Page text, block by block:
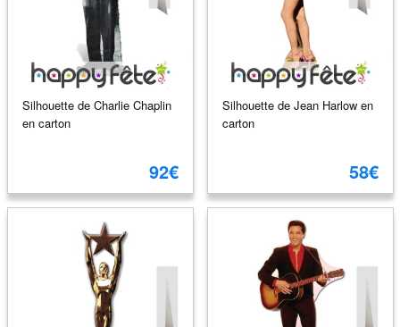
Silhouette de Charlie Chaplin
en carton
92€
Silhouette de Jean Harlow en
carton
58€